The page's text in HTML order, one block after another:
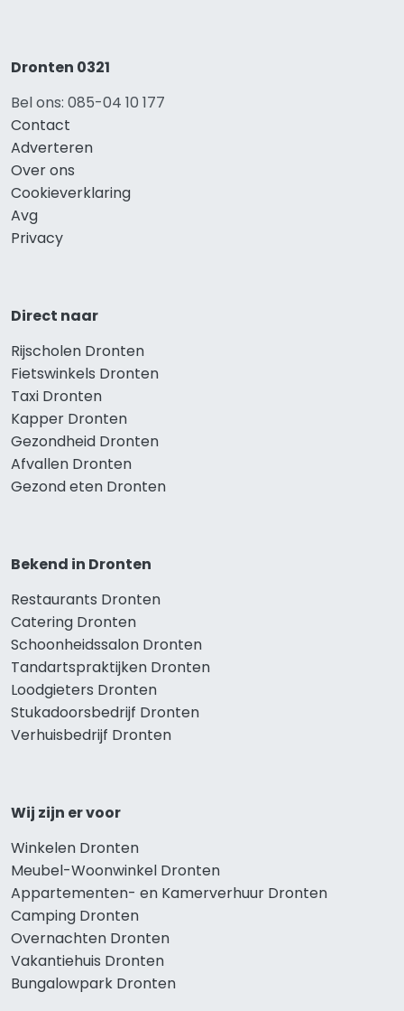
Dronten 0321
Bel ons: 085-04 10 177
Contact
Adverteren
Over ons
Cookieverklaring
Avg
Privacy
Direct naar
Rijscholen Dronten
Fietswinkels Dronten
Taxi Dronten
Kapper Dronten
Gezondheid Dronten
Afvallen Dronten
Gezond eten Dronten
Bekend in Dronten
Restaurants Dronten
Catering Dronten
Schoonheidssalon Dronten
Tandartspraktijken Dronten
Loodgieters Dronten
Stukadoorsbedrijf Dronten
Verhuisbedrijf Dronten
Wij zijn er voor
Winkelen Dronten
Meubel-Woonwinkel Dronten
Appartementen- en Kamerverhuur Dronten
Camping Dronten
Overnachten Dronten
Vakantiehuis Dronten
Bungalowpark Dronten